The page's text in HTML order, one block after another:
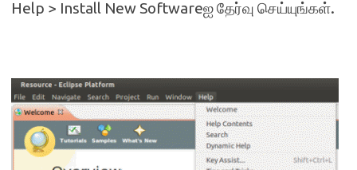
Help > Install New Softwareஐ தேர்வு செய்யுங்கள்.